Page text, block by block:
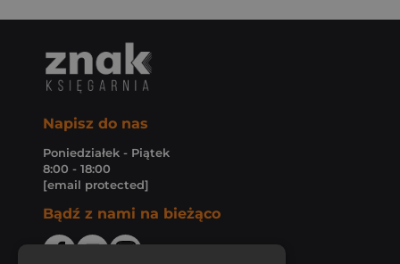
Napisz do nas
Poniedziałek - Piątek
8:00 - 18:00
[email protected]
Bądź z nami na bieżąco